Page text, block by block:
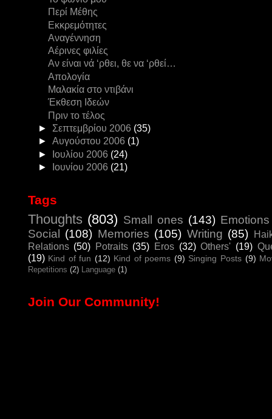
Περί Μέθης
Εκκρεμότητες
Αναγέννηση
Αέρινες φιλίες
Αν είναι νά ‘ρθει, θε να ‘ρθεί…
Απολογία
Μαλακία στο ντιβάνι
Έκθεση Ιδεών
Πριν το τέλος
► Σεπτεμβρίου 2006 (35)
► Αυγούστου 2006 (1)
►
Ιουλίου 2006 (24)
►
Ιουνίου 2006 (21)
Tags
Thoughts (803) Small ones (143) Emotions
Social (108) Memories (105) Writing (85)
Relations (50) Potraits (35) Eros (32) Others' (19)
(19) Kind of fun (12) Kind of poems (9) Singing Posts (9)
Repetitions (2) Language (1)
Join Our Community!